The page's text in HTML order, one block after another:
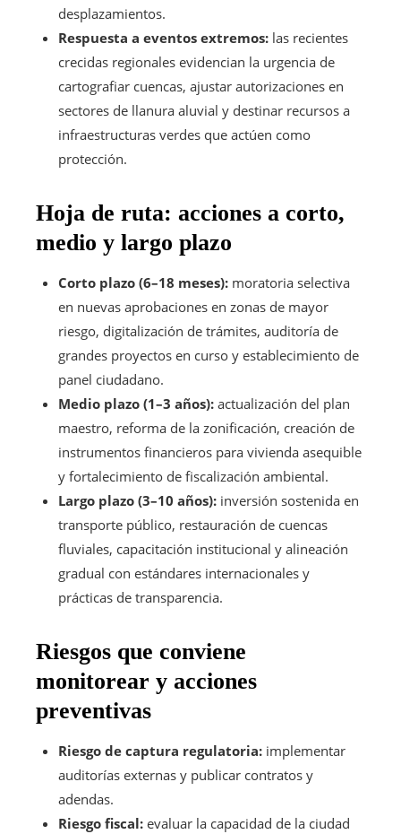
desplazamientos.
Respuesta a eventos extremos: las recientes
crecidas regionales evidencian la urgencia de
cartografiar cuencas, ajustar autorizaciones en
sectores de llanura aluvial y destinar recursos a
infraestructuras verdes que actúen como
protección.
Hoja de ruta: acciones a corto,
medio y largo plazo
Corto plazo (6–18 meses): moratoria selectiva
en nuevas aprobaciones en zonas de mayor
riesgo, digitalización de trámites, auditoría de
grandes proyectos en curso y establecimiento de
panel ciudadano.
Medio plazo (1–3 años): actualización del plan
maestro, reforma de la zonificación, creación de
instrumentos financieros para vivienda asequible
y fortalecimiento de fiscalización ambiental.
Largo plazo (3–10 años): inversión sostenida en
transporte público, restauración de cuencas
fluviales, capacitación institucional y alineación
gradual con estándares internacionales y
prácticas de transparencia.
Riesgos que conviene
monitorear y acciones
preventivas
Riesgo de captura regulatoria: implementar
auditorías externas y publicar contratos y
adendas.
Riesgo fiscal: evaluar la capacidad de la ciudad